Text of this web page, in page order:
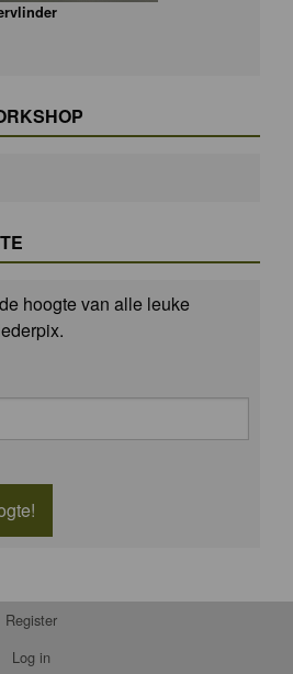
hoogte van alle leuke
Register
Log in